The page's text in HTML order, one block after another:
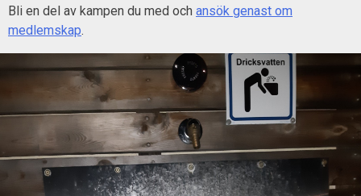
Bli en del av kampen du med och ansök genast om
medlemskap.